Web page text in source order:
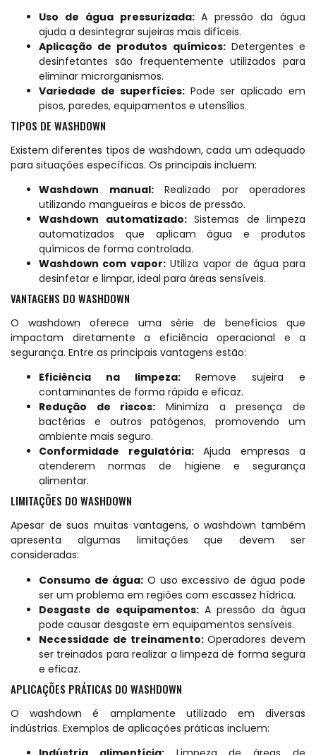
Uso de água pressurizada:A pressão da água
ajuda a desintegrar sujeiras mais difíceis.
Aplicação de produtos químicos:Detergentes e
desinfetantes são frequentemente utilizados para
eliminar microrganismos.
Variedade de superfícies:Pode ser aplicado em
pisos, paredes, equipamentos e utensílios.
TIPOS DE WASHDOWN
Existem diferentes tipos de washdown, cada um adequado
para situações específicas. Os principais incluem:
Washdown manual:Realizado por operadores
utilizando mangueiras e bicos de pressão.
Washdown automatizado:Sistemas de limpeza
automatizados que aplicam água e produtos
químicos de forma controlada.
Washdown com vapor:Utiliza vapor de água para
desinfetar e limpar, ideal para áreas sensíveis.
VANTAGENS DO WASHDOWN
O washdown oferece uma série de benefícios que
impactam diretamente a eficiência operacional e a
segurança. Entre as principais vantagens estão:
Eficiência na limpeza:Remove sujeira e
contaminantes de forma rápida e eficaz.
Redução de riscos: Minimiza a presença de
bactérias e outros patógenos, promovendo um
ambiente mais seguro.
Conformidade regulatória:Ajuda empresas a
atenderem normas de higiene e segurança
alimentar.
LIMITAÇÕES DO WASHDOWN
Apesar de suas muitas vantagens, o washdown também
apresenta algumas limitações que devem ser
consideradas:
Consumo de água:O uso excessivo de água pode
ser um problema em regiões com escassez hídrica.
Desgaste de equipamentos:A pressão da água
pode causar desgaste em equipamentos sensíveis.
Necessidade de treinamento:Operadores devem
ser treinados para realizar a limpeza de forma segura
e eficaz.
APLICAÇÕES PRÁTICAS DO WASHDOWN
O washdown é amplamente utilizado em diversas
indústrias. Exemplos de aplicações práticas incluem: